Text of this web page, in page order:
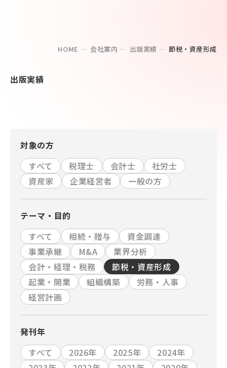
HOME 会社案内 出版実績 節税・資産形成
出版実績
対象の方
すべて
税理士 会計士
社労士
資産家
企業経営者 一般の方
テーマ・目的
すべて
相続・贈与
資金調達
事業承継
M&A
業界分析
会計・経理・税務
節税・資産形成
起業・開業
組織構築
労務・人事
経営計画
発刊年
すべて
2026年 2025年
2024年